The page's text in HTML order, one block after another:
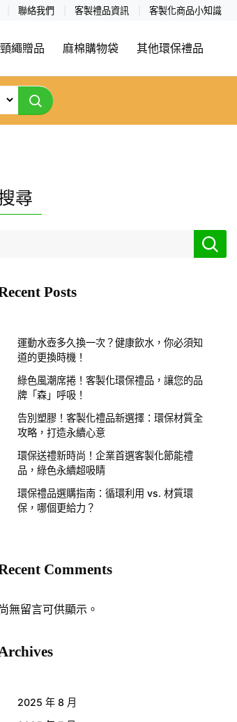
聯絡我們 客製禮品資訊 客製化商品小知識
繩贈品 麻棉購物袋 其他環保禮品
尋
Posts
運動水壺多久換一次？健康飲水，你必須知
道的更換時機！
綠色風潮席捲！客製化環保禮品，讓您的品
牌「森」呼吸！
告別塑膠！客製化禮品新選擇：環保材質全
攻略，打造永續心意
環保送禮新時尚！企業首選客製化節能禮
品，綠色永續超吸睛
環保禮品選購指南：循環利用 vs. 材質環
保，哪個更給力？
Comments
尚無留言可供顯示。
2025 年 8 月